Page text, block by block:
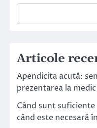
Articole
Apendicita acută:
prezentarea la medic
Când sunt
când este necesară